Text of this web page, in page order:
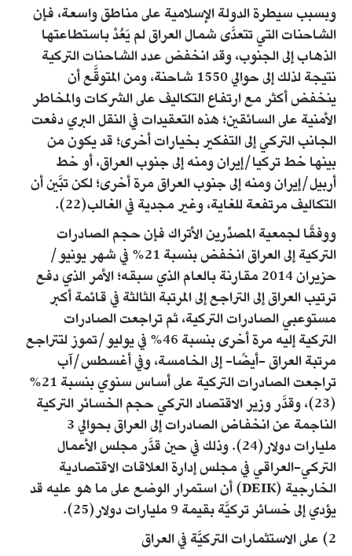
وبسبب سيطرة الدولة الإسلامية على مناطق واسعة، فإن
الشاحنات التي تتعدَّى شمال العراق لم يَعُدْ باستطاعتها
الذهاب إلى الجنوب، وقد انخفض عدد الشاحنات التركية
نتيجة لذلك إلى حوالي 1550 شاحنة، ومن المتوقَّع أن
ينخفض أكثر مع ارتفاع التكاليف على الشركات والمخاطر
الأمنية على السائقين؛ هذه التعقيدات في النقل البري دفعت
الجانب التركي إلى التفكير بخيارات أخرى؛ قد يكون من
بينها خط تركيا/إيران ومنه إلى جنوب العراق، أو خط
أربيل/إيران ومنه إلى جنوب العراق مرة أخرى؛ لكن تبَّين أن
التكاليف مرتفعة للغاية، وغير مجدية في الغالب(22).
ووفقًا لجمعية المصدِّرين الأتراك فإن حجم الصادرات
التركية إلى العراق انخفض بنسبة 21% في شهر يونيو/
حزيران 2014 مقارنة بالعام الذي سبقه؛ الأمر الذي دفع
ترتيب العراق إلى التراجع إلى المرتبة الثالثة في قائمة أكبر
مستوعبي الصادرات التركية، ثم تراجعت الصادرات
التركية إليه مرة أخرى بنسبة 46% في يوليو/تموز لتتراجع
مرتبة العراق -أيضًا- إلى الخامسة، وفي أغسطس/آب
تراجعت الصادرات التركية على أساس سنوي بنسبة 21%
(23)، وقدَّر وزير الاقتصاد التركي حجم الخسائر التركية
الناجمة عن انخفاض الصادرات إلى العراق بحوالي 3
مليارات دولار(24). وذلك في حين قدَّر مجلس الأعمال
التركي-العراقي في مجلس إدارة العلاقات الاقتصادية
الخارجية (DEIK) أن استمرار الوضع على ما هو عليه قد
يؤدي إلى خسائر تركيَّة بقيمة 9 مليارات دولار(25).
2) على الاستثمارات التركيَّة في العراق